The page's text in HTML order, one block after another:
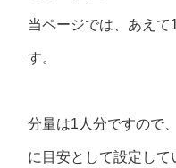
当ページでは、あえて
す。
分量は1人分ですので
に目安として設定して